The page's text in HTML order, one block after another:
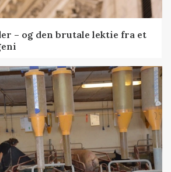
– og den brutale lektie fra et